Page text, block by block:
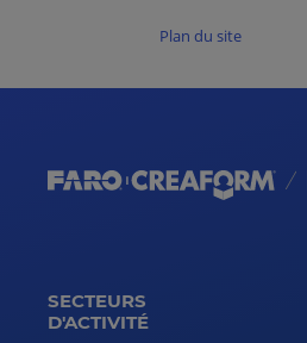
Plan du site
SECTEURS
D'ACTIVITÉ